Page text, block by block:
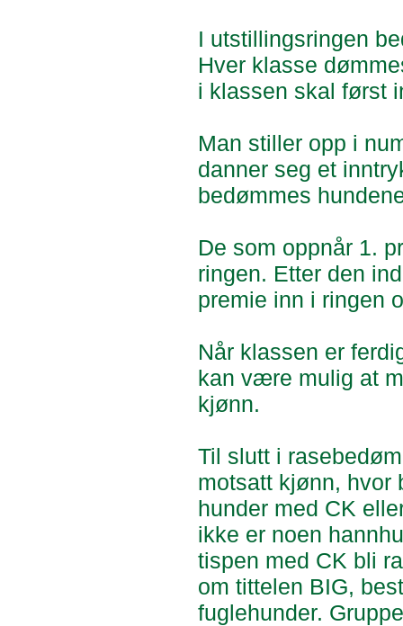
I utstillingsringen
Hver klasse
i klassen skal først
Man stiller opp i
danner seg et
bedømmes
De som oppnår 1.
ringen. Etter den
premie inn i ringen
Når klassen er
kan være mulig at
kjønn.
Til slutt i
motsatt kjønn, hvor
hunder med CK
ikke er noen
tispen med CK bli
om tittelen BIG,
fuglehunder.